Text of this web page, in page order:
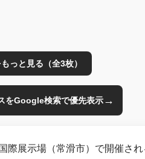
っと見る（全3枚）
をGoogle検索で優先表示→
際展示場（常滑市）で開催さ